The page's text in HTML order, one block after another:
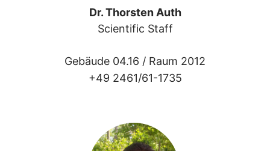
Dr. Thorsten Auth
Scientific Staff
Gebäude 04.16 / Raum 2012
+49 2461/61-1735